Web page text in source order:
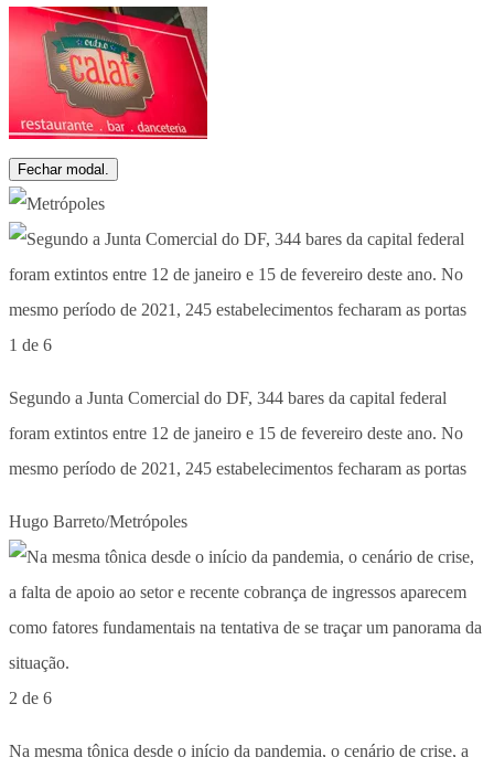
Fechar modal.
1 de 6
Segundo a Junta Comercial do DF, 344 bares da capital federal
foram extintos entre 12 de janeiro e 15 de fevereiro deste ano. No
mesmo período de 2021, 245 estabelecimentos fecharam as portas
Hugo Barreto/Metrópoles
2 de 6
Na mesma tônica desde o início da pandemia, o cenário de crise, a